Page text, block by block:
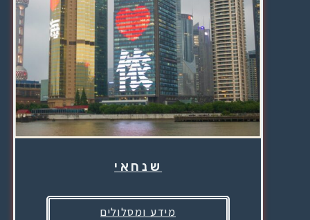
שנחאי
מידע ומסלולים